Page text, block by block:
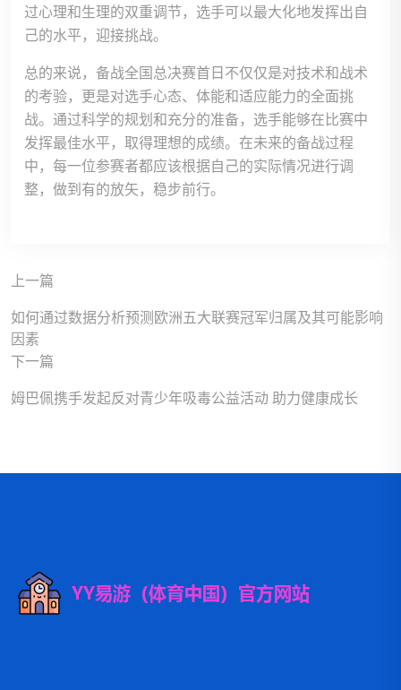
过心理和生理的双重调节，选手可以最大化地发挥出自
己的水平，迎接挑战。
总的来说，备战全国总决赛首日不仅仅是对技术和战术
的考验，更是对选手心态、体能和适应能力的全面挑
战。通过科学的规划和充分的准备，选手能够在比赛中
发挥最佳水平，取得理想的成绩。在未来的备战过程
中，每一位参赛者都应该根据自己的实际情况进行调
整，做到有的放矢，稳步前行。
上一篇
如何通过数据分析预测欧洲五大联赛冠军归属及其可能影响
因素
下一篇
姆巴佩携手发起反对青少年吸毒公益活动 助力健康成长